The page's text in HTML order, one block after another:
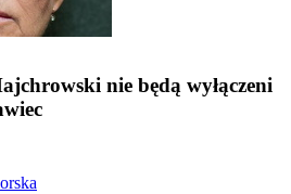
nie będą wyłączeni